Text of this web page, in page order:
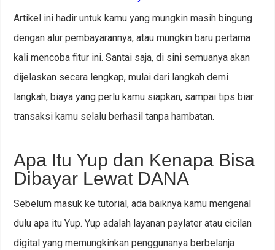
Artikel ini hadir untuk kamu yang mungkin masih bingung
dengan alur pembayarannya, atau mungkin baru pertama
kali mencoba fitur ini. Santai saja, di sini semuanya akan
dijelaskan secara lengkap, mulai dari langkah demi
langkah, biaya yang perlu kamu siapkan, sampai tips biar
transaksi kamu selalu berhasil tanpa hambatan.
Apa Itu Yup dan Kenapa Bisa
Dibayar Lewat DANA
Sebelum masuk ke tutorial, ada baiknya kamu mengenal
dulu apa itu Yup. Yup adalah layanan paylater atau cicilan
digital yang memungkinkan penggunanya berbelanja